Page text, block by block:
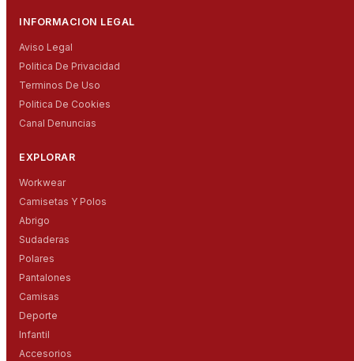
INFORMACION LEGAL
Aviso Legal
Politica De Privacidad
Terminos De Uso
Politica De Cookies
Canal Denuncias
EXPLORAR
Workwear
Camisetas Y Polos
Abrigo
Sudaderas
Polares
Pantalones
Camisas
Deporte
Infantil
Accesorios